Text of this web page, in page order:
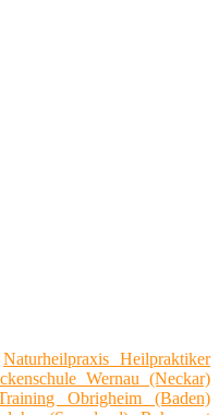
Naturheilpraxis Heilpraktiker
Wernau (Neckar)
Obrigheim (Baden)